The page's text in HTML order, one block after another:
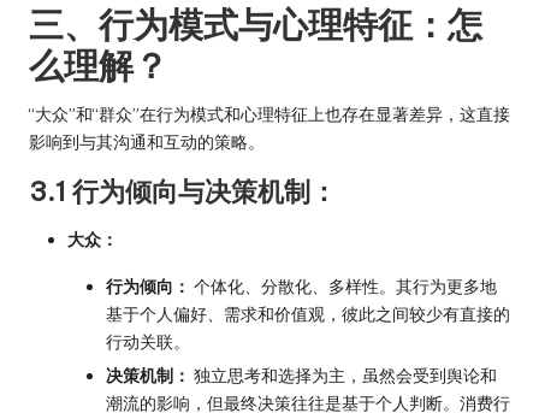
三、行为模式与心理特征：怎
么理解？
“大众”和“群众”在行为模式和心理特征上也存在显著差异，这直接
影响到与其沟通和互动的策略。
3.1 行为倾向与决策机制：
大众：
行为倾向： 个体化、分散化、多样性。其行为更多地
基于个人偏好、需求和价值观，彼此之间较少有直接的
行动关联。
决策机制： 独立思考和选择为主，虽然会受到舆论和
潮流的影响，但最终决策往往是基于个人判断。消费行